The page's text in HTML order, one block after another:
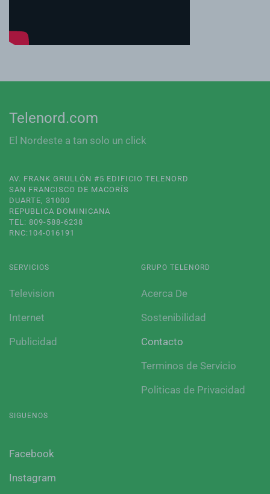
Telenord.com
El Nordeste a tan solo un click
AV. FRANK GRULLÓN #5 EDIFICIO TELENORD
SAN FRANCISCO DE MACORÍS
DUARTE, 31000
REPUBLICA DOMINICANA
TEL: 809-588-6238
RNC:104-016191
SERVICIOS
Television
Internet
Publicidad
GRUPO TELENORD
Acerca De
Sostenibilidad
Contacto
Terminos de Servicio
Politicas de Privacidad
SIGUENOS
Facebook
Instagram